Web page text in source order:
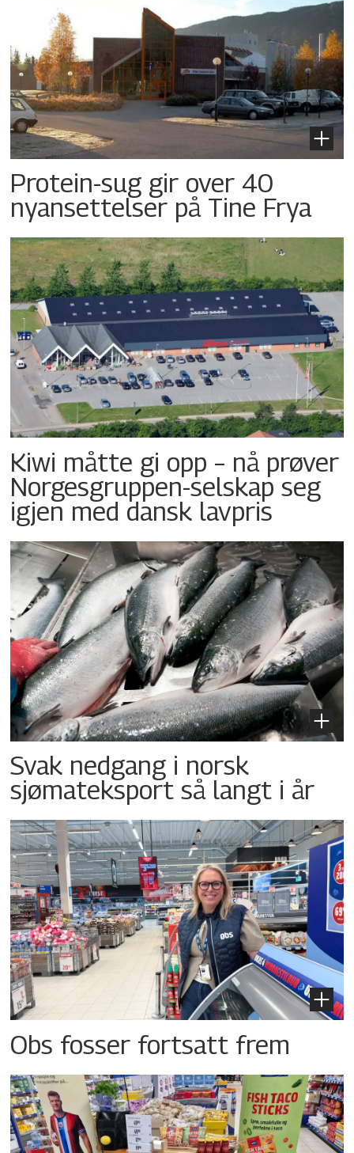
Protein-sug gir over 40
nyansettelser på Tine Frya
Kiwi måtte gi opp – nå prøver
Norgesgruppen-selskap seg
igjen med dansk lavpris
Svak nedgang i norsk
sjømateksport så langt i år
Obs fosser fortsatt frem